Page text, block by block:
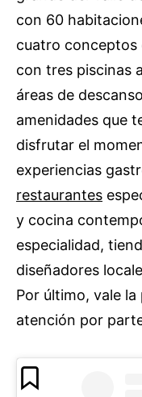
con 60
cuatro conceptos
con tres piscinas
áreas de
amenidades que
disfrutar el
experiencias
restaurantes
y cocina
especialidad,
diseñadores
Por último, vale
atención por